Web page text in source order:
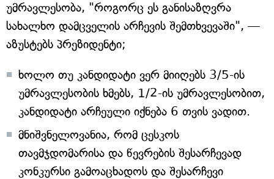
უმრავლესობა, "როგორც ეს განისაზღვრა
სახალხო დამცველის არჩევის შემთხვევაში", —
აზუსტებს პრეზიდენტი;
ხოლო თუ კანდიდატი ვერ მიიღებს 3/5-ის
უმრავლესობის ხმებს, 1/2-ის უმრავლესობით,
კანდიდატი არჩეული იქნება 6 თვის ვადით.
მნიშვნელოვანია, რომ ცესკოს
თავმჯდომარისა და წევრების შესარჩევად
კონკურსი გამოაცხადოს და შესარჩევი